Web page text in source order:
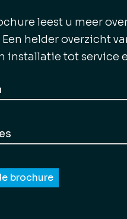
leest u meer
helder overzicht
installatie tot service